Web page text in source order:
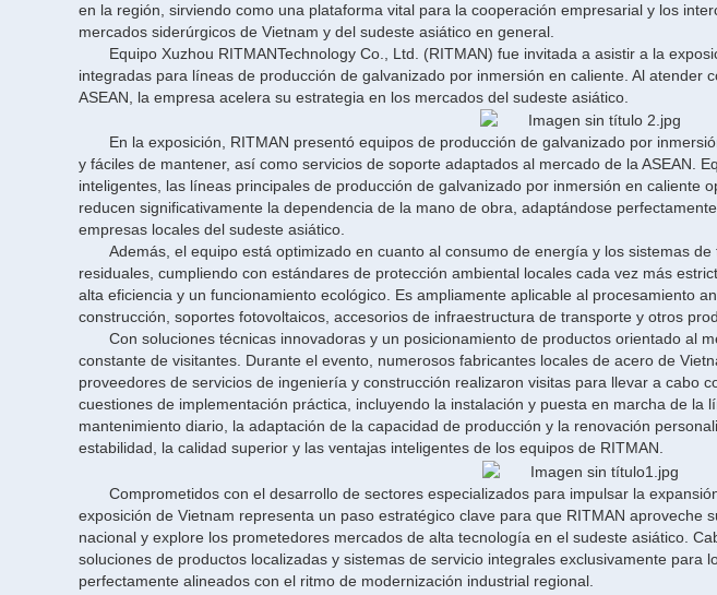
en la región, sirviendo como una plataforma vital para la cooperación empresarial y los
mercados siderúrgicos de Vietnam y del sudeste asiático en general.
Equipo Xuzhou RITMANTechnology Co., Ltd. (RITMAN) fue invitada a asistir a la
integradas para líneas de producción de galvanizado por inmersión en caliente. Al atender
ASEAN, la empresa acelera su estrategia en los mercados del sudeste asiático.
En la exposición, RITMAN presentó equipos de producción de galvanizado por
y fáciles de mantener, así como servicios de soporte adaptados al mercado de la ASEAN.
inteligentes, las líneas principales de producción de galvanizado por inmersión en caliente
reducen significativamente la dependencia de la mano de obra, adaptándose
empresas locales del sudeste asiático.
Además, el equipo está optimizado en cuanto al consumo de energía y los sistemas
residuales, cumpliendo con estándares de protección ambiental locales cada vez más
alta eficiencia y un funcionamiento ecológico. Es ampliamente aplicable al procesamiento
construcción, soportes fotovoltaicos, accesorios de infraestructura de transporte y otros
Con soluciones técnicas innovadoras y un posicionamiento de productos orientado al
constante de visitantes. Durante el evento, numerosos fabricantes locales de acero de
proveedores de servicios de ingeniería y construcción realizaron visitas para llevar a cabo
cuestiones de implementación práctica, incluyendo la instalación y puesta en marcha de la
mantenimiento diario, la adaptación de la capacidad de producción y la renovación
estabilidad, la calidad superior y las ventajas inteligentes de los equipos de RITMAN.
Comprometidos con el desarrollo de sectores especializados para impulsar la
exposición de Vietnam representa un paso estratégico clave para que RITMAN aproveche
nacional y explore los prometedores mercados de alta tecnología en el sudeste asiático.
soluciones de productos localizadas y sistemas de servicio integrales exclusivamente para
perfectamente alineados con el ritmo de modernización industrial regional.